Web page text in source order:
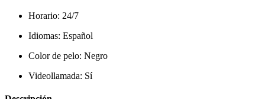
Horario: 24/7
Idiomas: Español
Color de pelo: Negro
Videollamada: Sí